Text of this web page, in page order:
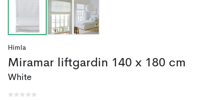
Himla
Miramar liftgardin 140 x 180 cm
White